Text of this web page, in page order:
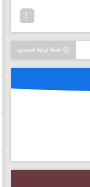
شما اینجا هستید